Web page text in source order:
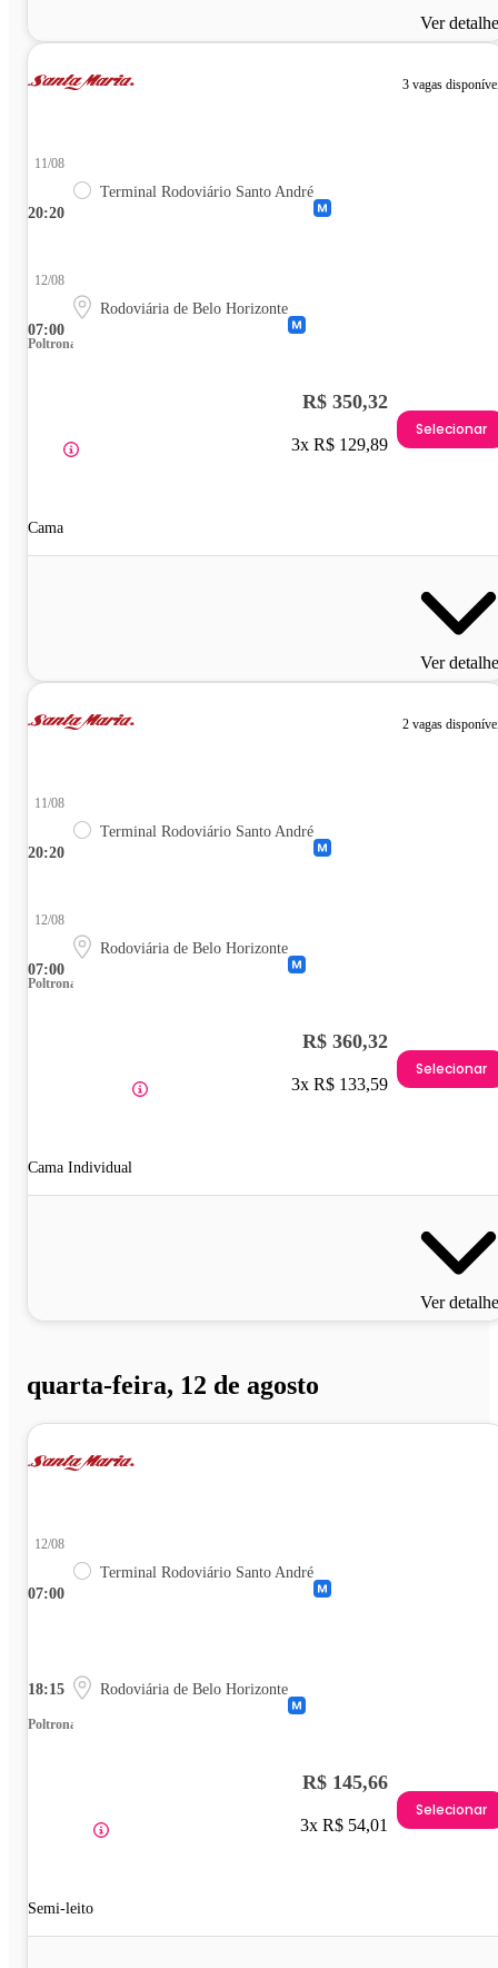
Ver
3 vagas
20:20
11/08
Terminal Rodoviário Santo André
07:00
12/08
Rodoviária de Belo Horizonte
Poltrona
Cama
R$ 350,32
3x R$ 129,89
Selecionar
Ver
2 vagas
20:20
11/08
Terminal Rodoviário Santo André
07:00
12/08
Rodoviária de Belo Horizonte
Poltrona
Cama Individual
R$ 360,32
3x R$ 133,59
Selecionar
Ver
quarta-feira, 12 de agosto
07:00
12/08
Terminal Rodoviário Santo André
18:15 Rodoviária de Belo Horizonte
Poltrona
Semi-leito
R$ 145,66
3x R$ 54,01
Selecionar